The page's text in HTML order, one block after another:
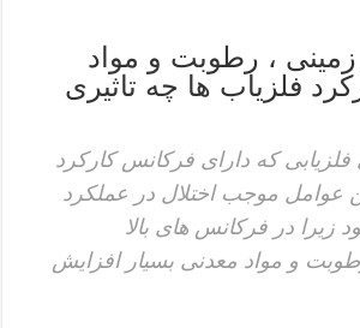
، رطوبت و مواد
فلزیاب ها چه تاثیری
که دارای فرکانس کارکرد
عوامل موجب اختلال در عملکرد
در فرکانس های بالا
و مواد معدنی بسیار افزایش